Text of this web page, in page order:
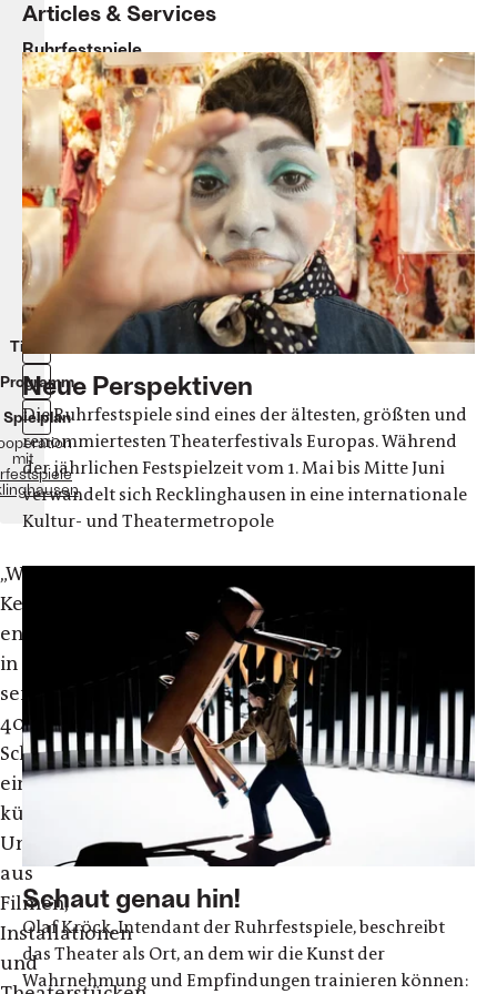
Ruhrfestspiele
2022
Intendanz:
Olaf
Kröck
Termine:
Mai
bis
12.
Juni
2022
Veranstaltungsort:
Ruhrfestspielhaus
in
Recklinghausen
Tickets
Programm
Spielplan
mit
„William
Kentridge
entwickelte
in
seinen
40
Schaffensjahren
ein
künstlerisches
Universum
aus
Filmen,
Installationen
und
Articles & Services
Neue Perspektiven
Die Ruhrfestspiele sind eines der ältesten, größten und
renommiertesten Theaterfestivals Europas. Während
der jährlichen Festspielzeit vom 1. Mai bis Mitte Juni
verwandelt sich Recklinghausen in eine internationale
Kultur- und Theatermetropole
Schaut genau hin!
Olaf Kröck, Intendant der Ruhrfestspiele, beschreibt
das Theater als Ort, an dem wir die Kunst der
Wahrnehmung und Empfindungen trainieren können: